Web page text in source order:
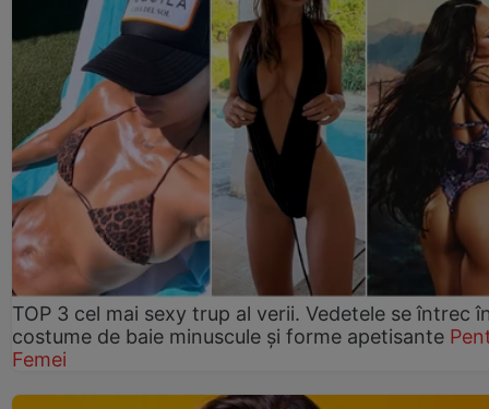
TOP 3 cel mai sexy trup al verii. Vedetele se întrec
costume de baie minuscule și forme apetisante
Femei